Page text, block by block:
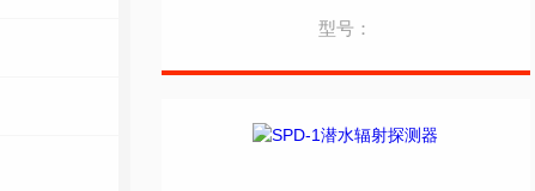
型号：